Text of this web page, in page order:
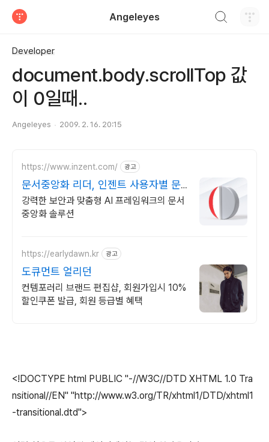
Angeleyes
Developer
document.body.scrollTop 값
이 0일때..
Angeleyes 2009. 2. 16. 20:15
https://www.inzent.com/ 광고
문서중앙화 리더, 인젠트 사용자별 문
서 권한 관리
강력한 보안과 맞춤형 AI 프레임워크의 문서
중앙화 솔루션
https://earlydawn.kr 광고
도큐먼트 얼리던
컨템포러리 브랜드 편집샵, 회원가입시 10%
할인쿠폰 발급, 회원 등급별 혜택
<!DOCTYPE html PUBLIC "-//W3C//DTD XHTML 1.0 Tra
nsitional//EN" "http://www.w3.org/TR/xhtml1/DTD/xhtml1
-transitional.dtd">